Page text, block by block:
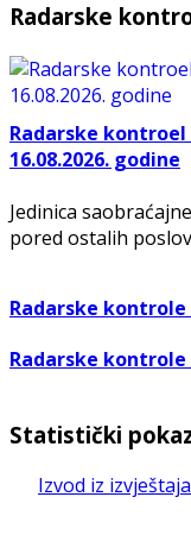
Radarske
Radarske kontroel
16.08.2026. godine
Jedinica
pored ostalih
Radarske kontrole
Radarske kontrole
Statistički
Izvod iz